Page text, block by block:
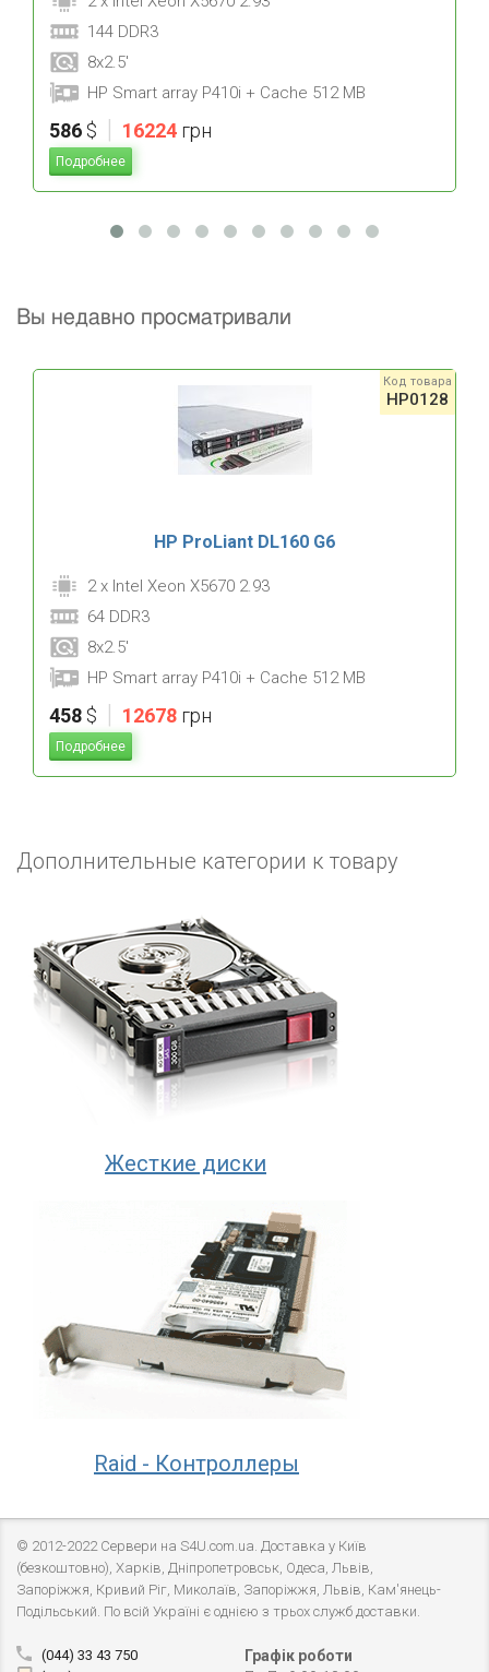
144 DDR3
8x2.5'
HP Smart array P410i + Cache 512 MB
586 $ | 16224 грн
Подробнее
Вы недавно просматривали
HP ProLiant DL160 G6
Код товара
HP0128
2 x Intel Xeon X5670 2.93
64 DDR3
8x2.5'
HP Smart array P410i + Cache 512 MB
458 $ | 12678 грн
Подробнее
Дополнительные категории к товару
Жесткие диски
Raid - Контроллеры
© 2012-2022 Сервери на S4U.com.ua. Доставка у Київ
(безкоштовно), Харків, Дніпропетровськ, Одеса, Львів,
Запоріжжя, Кривий Ріг, Миколаїв, Запоріжжя, Львів, Кам'янець-
Подільський. По всій Україні є однією з трьох служб доставки.
(044) 33 43 750
Графік роботи